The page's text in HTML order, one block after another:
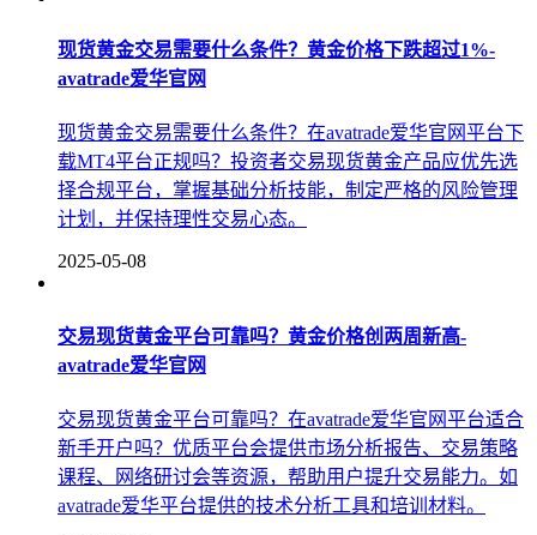
现货黄金交易需要什么条件？黄金价格下跌超过1%-
avatrade爱华官网
现货黄金交易需要什么条件？在avatrade爱华官网平台下
载MT4平台正规吗？投资者交易现货黄金产品应优先选
择合规平台，掌握基础分析技能，制定严格的风险管理
计划，并保持理性交易心态。
2025-05-08
交易现货黄金平台可靠吗？黄金价格创两周新高-
avatrade爱华官网
交易现货黄金平台可靠吗？在avatrade爱华官网平台适合
新手开户吗？优质平台会提供市场分析报告、交易策略
课程、网络研讨会等资源，帮助用户提升交易能力。如
avatrade爱华平台提供的技术分析工具和培训材料。